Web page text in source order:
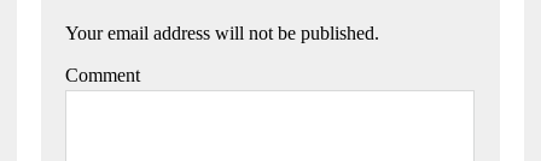
Your email address will not be published.
Comment